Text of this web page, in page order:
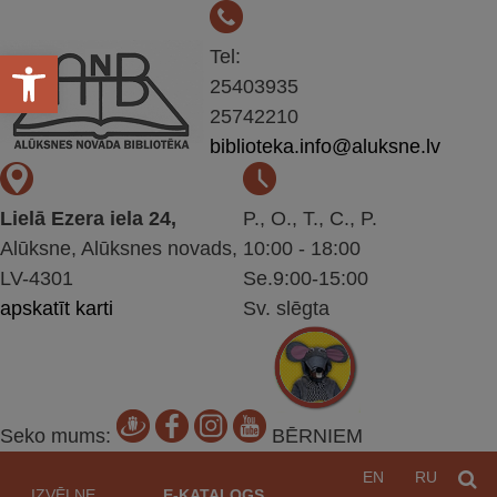
Open toolbar
Tel:
25403935
25742210
biblioteka.info@aluksne.lv
Lielā Ezera iela 24,
Alūksne, Alūksnes novads,
LV-4301
apskatīt karti
P., O., T., C., P.
10:00 - 18:00
Se.9:00-15:00
Sv. slēgta
Seko mums:
BĒRNIEM
EN RU